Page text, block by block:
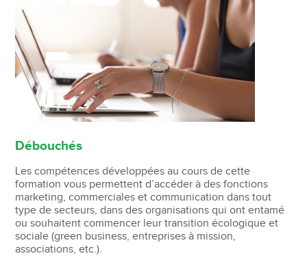
Débouchés
Les compétences développées au cours de cette
formation vous permettent d’accéder à des fonctions
marketing, commerciales et communication dans tout
type de secteurs, dans des organisations qui ont entamé
ou souhaitent commencer leur transition écologique et
sociale (green business, entreprises à mission,
associations, etc.).